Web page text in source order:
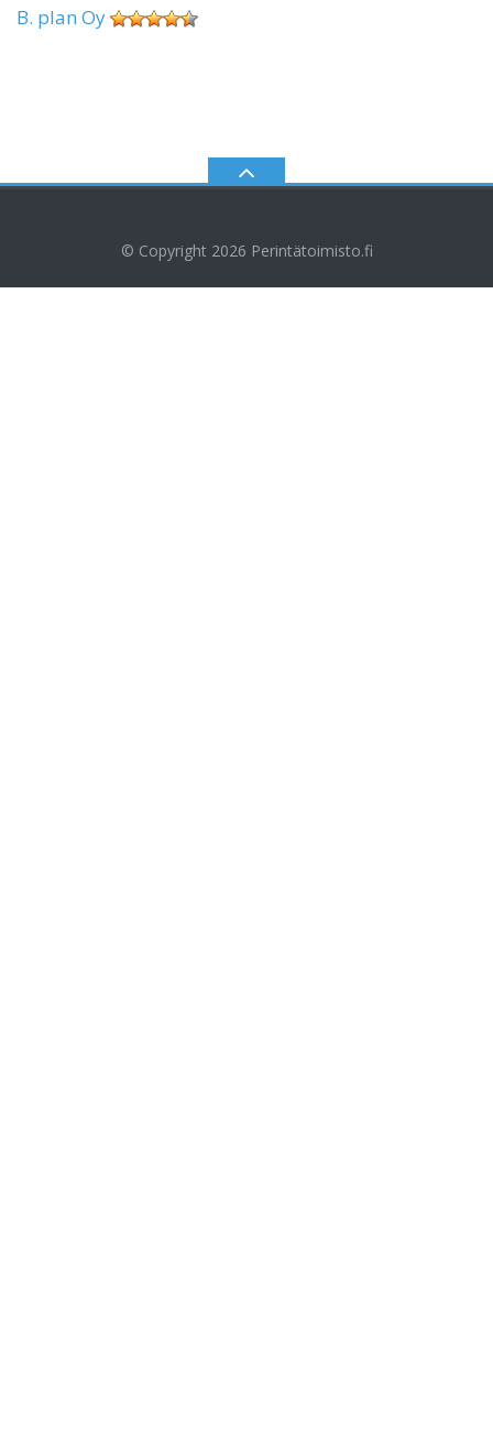
B. plan Oy
© Copyright 2026 Perintätoimisto.fi